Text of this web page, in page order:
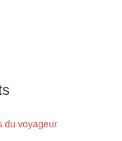
du voyageur